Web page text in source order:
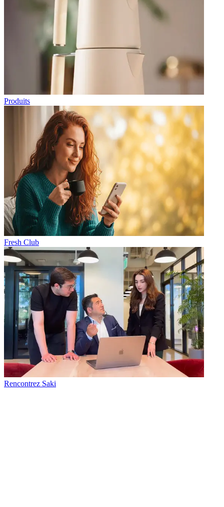
Produits
Fresh Club
Rencontrez Saki